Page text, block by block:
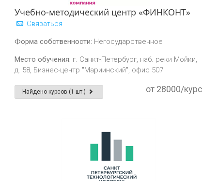
Учебно-методический центр «ФИНКОНТ»
Связаться
Форма собственности: Негосударственное
Место обучения: г. Санкт-Петербург, наб. реки Мойки,
д. 58, Бизнес-центр "Мариинский", офис 507
Найдено курсов (1 шт.) от 28000/курс